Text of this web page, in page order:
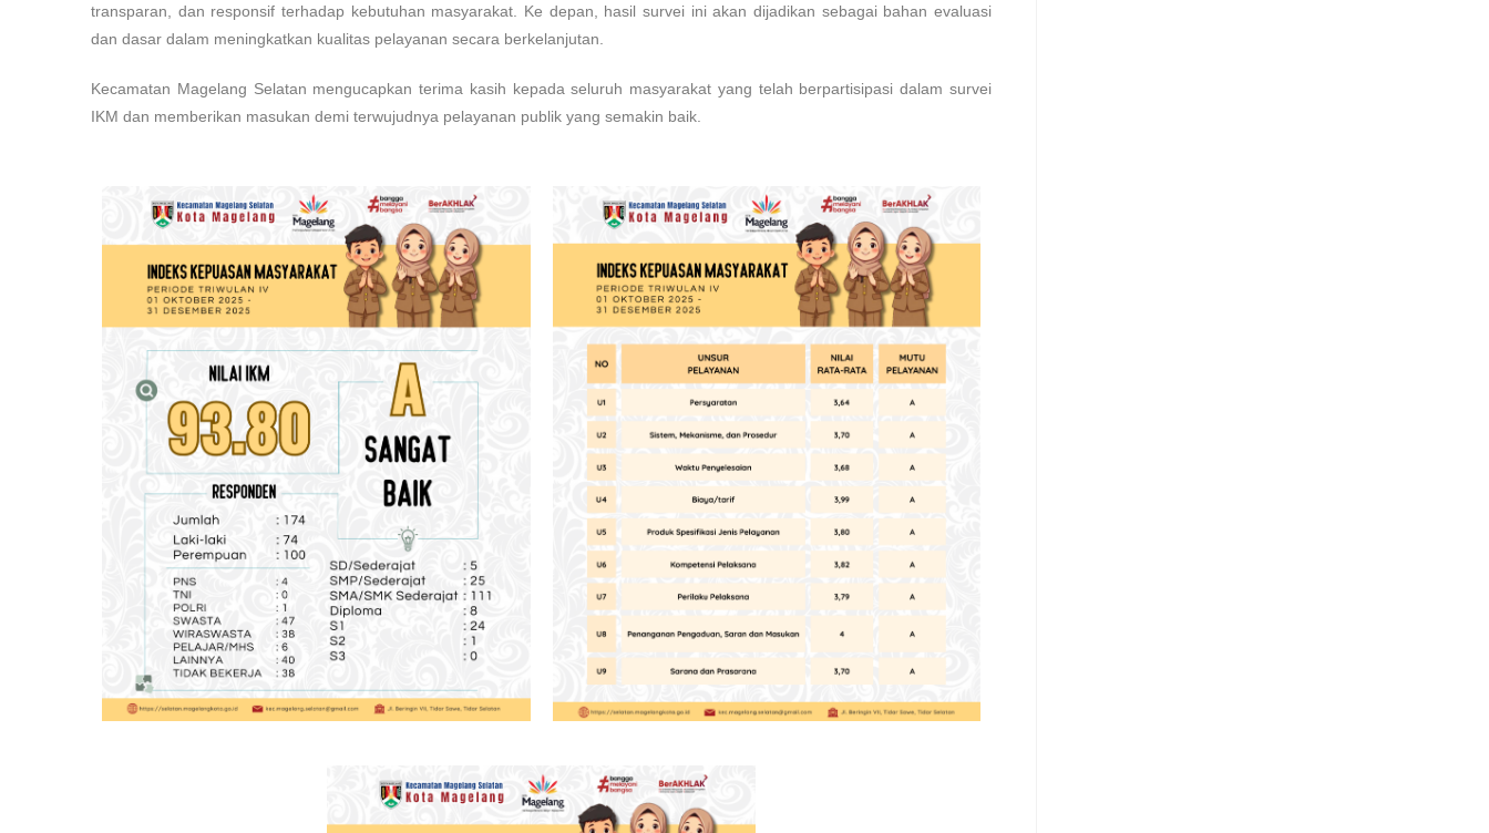
transparan, dan responsif terhadap kebutuhan masyarakat. Ke depan, hasil survei ini akan dijadikan sebagai bahan evaluasi
dan dasar dalam meningkatkan kualitas pelayanan secara berkelanjutan.
Kecamatan Magelang Selatan mengucapkan terima kasih kepada seluruh masyarakat yang telah berpartisipasi dalam survei
IKM dan memberikan masukan demi terwujudnya pelayanan publik yang semakin baik.